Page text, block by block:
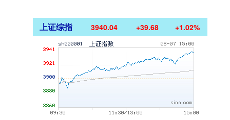
上证综指 3940.04 +39.68 +1.02%